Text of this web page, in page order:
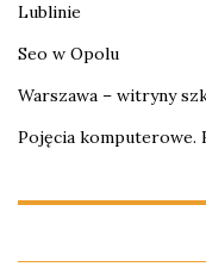
Lublinie
Seo w Opolu
Warszawa – witryny
Pojęcia komputerowe.